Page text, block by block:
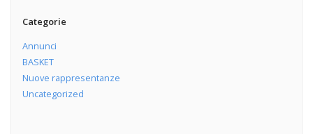
Categorie
Annunci
BASKET
Nuove rappresentanze
Uncategorized